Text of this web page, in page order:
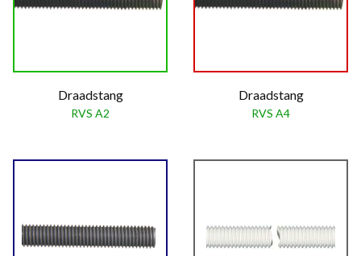
Draadstang
RVS A2
Draadstang
RVS A4